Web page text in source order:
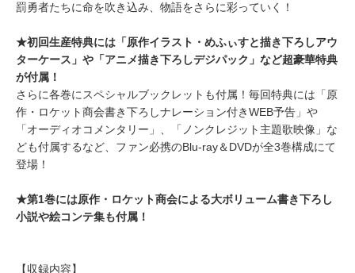
罰勇者たちに命を吹き込み、物語をさらに彩っていく！
★初回生産特典には「原作イラスト・めふぃすと描き下ろしアウ
ターケース」や「アニメ描き下ろしデジパック」など超豪華特典
が付属！
さらに各巻にスペシャルブックレットも付属！毎回特典には「原
作・ロケット商会書き下ろしナレーション付きWEB予告」や
「オーディオコメンタリー」、「ノンクレジット主題歌映像」な
ども付属するなど、ファン必携のBlu-ray＆DVDが全3巻構成にて
登場！
★第1巻には原作・ロケット商会による大ボリューム書き下ろし
小説や絵コンテ集も付属！
【収録内容】